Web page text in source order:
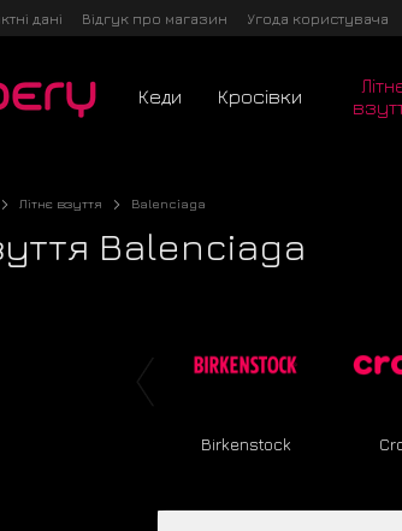
контенту
дані Відгук про магазин Угода користувача
Кеди Кросівки
Літнє взуття Balenciaga
Balenciaga
Birkenstock